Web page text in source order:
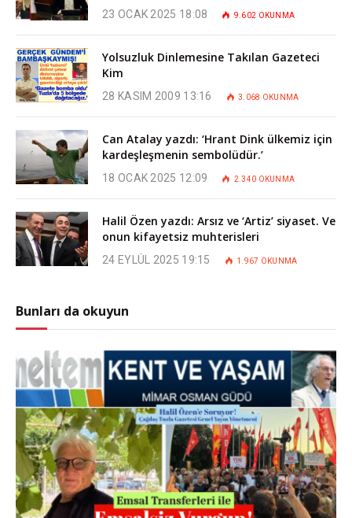
23 OCAK 2025 18:08 9.602 OKUNMA
Yolsuzluk Dinlemesine Takılan Gazeteci
Kim
28 KASIM 2009 13:16 3.068 OKUNMA
Can Atalay yazdı: ‘Hrant Dink ülkemiz için
kardeşleşmenin sembolüdür.’
18 OCAK 2025 12:09 2.340 OKUNMA
Halil Özen yazdı: Arsız ve ‘Artiz’ siyaset. Ve
onun kifayetsiz muhterisleri
24 EYLÜL 2025 19:15 1.967 OKUNMA
Bunları da okuyun